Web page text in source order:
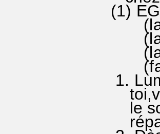
(1)
(la
(fa
1.
le